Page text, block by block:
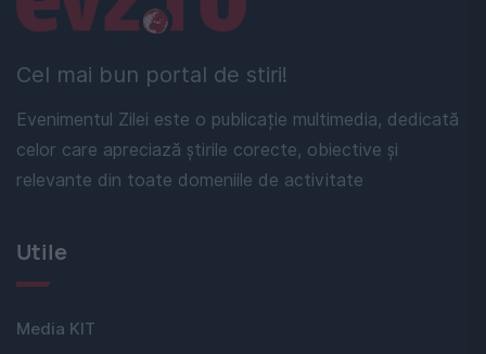
Cel mai bun portal de stiri!
Evenimentul Zilei este o publicație multimedia, dedicată
celor care apreciază știrile corecte, obiective și
relevante din toate domeniile de activitate
Utile
Media KIT